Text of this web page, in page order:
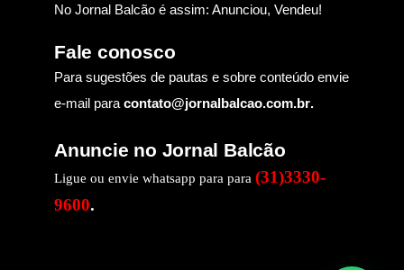
No Jornal Balcão é assim: Anunciou, Vendeu!
Fale conosco
Para sugestões de pautas e sobre conteúdo envie
e-mail para contato@jornalbalcao.com.br.
Anuncie no Jornal Balcão
Ligue ou envie whatsapp para para (31)3330-
9600.